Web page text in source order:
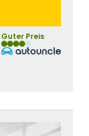
Guter Preis